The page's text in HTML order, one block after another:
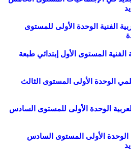
الفنية الوحدة الأولى للمستوى
الفنية المستوى الأول إبتدائي طبعة
الوحدة الأولى المستوى الثالث
الوحدة الأولى للمستوى السادس
الوحدة الأولى المستوى السادس